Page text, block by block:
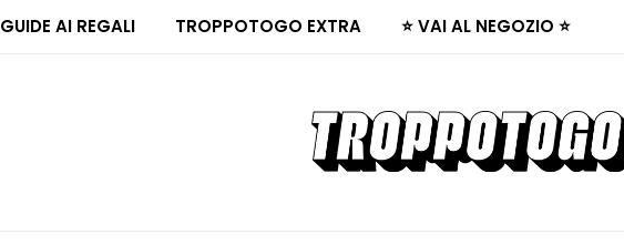
GUIDE AI REGALI TROPPOTOGO EXTRA ⭐ VAI AL NEGOZIO ⭐